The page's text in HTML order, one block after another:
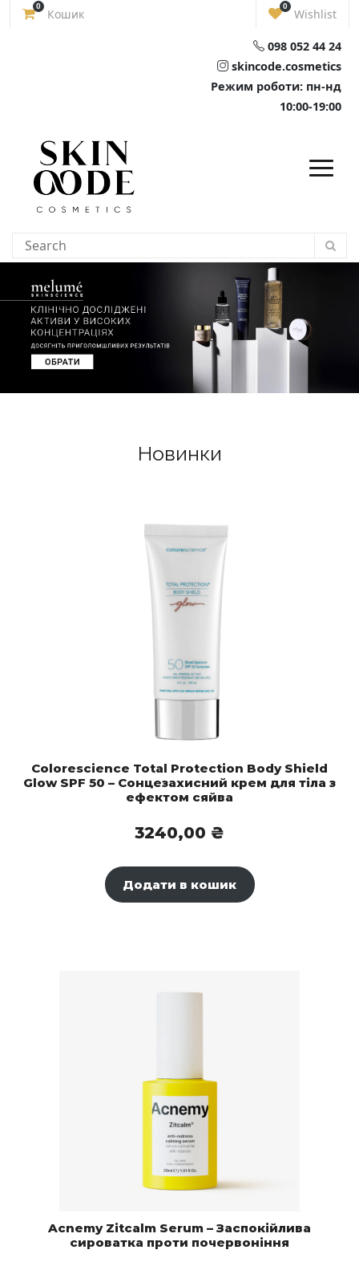
Skip
0
Кошик
0
Wishlist
098 052 44 24
skincode.cosmetics
Режим роботи: пн-нд
10:00-19:00
Новинки
Colorescience Total Protection Body Shield
Glow SPF 50 – Сонцезахисний крем для тіла з
ефектом сяйва
3240,00 ₴
Додати в кошик
Acnemy Zitcalm Serum – Заспокійлива
сироватка проти почервоніння